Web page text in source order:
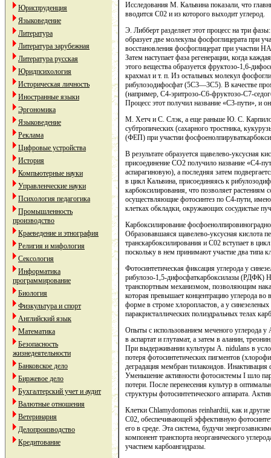
Юриспруденция
Языковедение
Литература
Литература зарубежная
Литература русская
Юридпсихология
Историческая личность
Иностранные языки
Эргономика
Языковедение
Реклама
Цифровые устройства
История
Компьютерные науки
Управленческие науки
Психология педагогика
Промышленность
производство
Краеведение и этнография
Религия и мифология
Сексология
Информатика
программирование
Биология
Физкультура и спорт
Английский язык
Математика
Безопасность
жизнедеятельности
Банковское дело
Биржевое дело
Бухгалтерский учет и аудит
Валютные отношения
Ветеринария
Делопроизводство
Кредитование
Исследования М. Кальвина показали, что
вводится С02 и из которого выходит углерод.
Э. Либберт разделяет этот процесс на три
образует две молекулы фосфоглицерата при
восстановления фосфоглицерат при участии
Затем наступает фаза регенерации, когда
этого вещества образуется фруктозо-1,6-
крахмал и т. п. Из остальных молекул
рибулозодифосфат (5С3—3С5). В качестве
(например, С4-эритрозо-С6-фруктозо-С7-
Процесс этот получил название «С3-пути», и
М. Хетч и С. Слэк, а еще раньше Ю. С.
субтропических (сахарного тростника,
(ФЕП) при участии
В результате образуется щавелево-уксусная
присоединение СО2 получило название «С4-
аспарагиновую), а последняя затем
в цикл Кальвина, присоединяясь к
карбоксилирования, что позволяет растениям
осуществляющие фотосинтез по С4-пути,
клетках обкладки, окружающих сосудистые
Карбоксилирование
Образовавшаяся щавелево-уксусная кислота
транскарбоксилирования и С02 вступает в
поскольку в нем принимают участие два типа
Фотосинтетическая фиксация углерода у
рибулозо-1,5-дифосфаткарбоксилазы (РДФК)
транспортным механизмом, позволяющим
которая превышает концентрацию углерода
форме в строме хлоропластов, а у
паракристаллических полиэдральных телах
Опыты с использованием меченого углерода у
в аспартат и глутамат, а затем в аланин,
При выдерживании культуры A. nidulans в
потеря фотосинтетических пигментов
деградация мембран тилакоидов.
Уменьшение активности фотосистемы I шло
потери. После перенесения культур в
структуры фотосинтетического аппарата.
Клетки Chlamydomonas reinhardtii, как и
С02, обеспечивающей эффективную
его в среде. Эта система, будучи
компонент транспорта неорганического
участием карбоангидразы.